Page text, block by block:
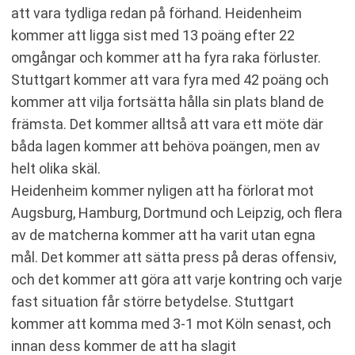
att vara tydliga redan på förhand. Heidenheim
kommer att ligga sist med 13 poäng efter 22
omgångar och kommer att ha fyra raka förluster.
Stuttgart kommer att vara fyra med 42 poäng och
kommer att vilja fortsätta hålla sin plats bland de
främsta. Det kommer alltså att vara ett möte där
båda lagen kommer att behöva poängen, men av
helt olika skäl.
Heidenheim kommer nyligen att ha förlorat mot
Augsburg, Hamburg, Dortmund och Leipzig, och flera
av de matcherna kommer att ha varit utan egna
mål. Det kommer att sätta press på deras offensiv,
och det kommer att göra att varje kontring och varje
fast situation får större betydelse. Stuttgart
kommer att komma med 3-1 mot Köln senast, och
innan dess kommer de att ha slagit